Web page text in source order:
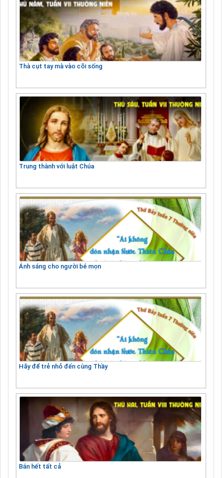
Thà cụt tay mà vào cõi sống
Trung thành với luật Chúa
Ánh sáng cho người bé mọn
Hãy để trẻ nhỏ đến cùng Thầy
Bán hết tất cả